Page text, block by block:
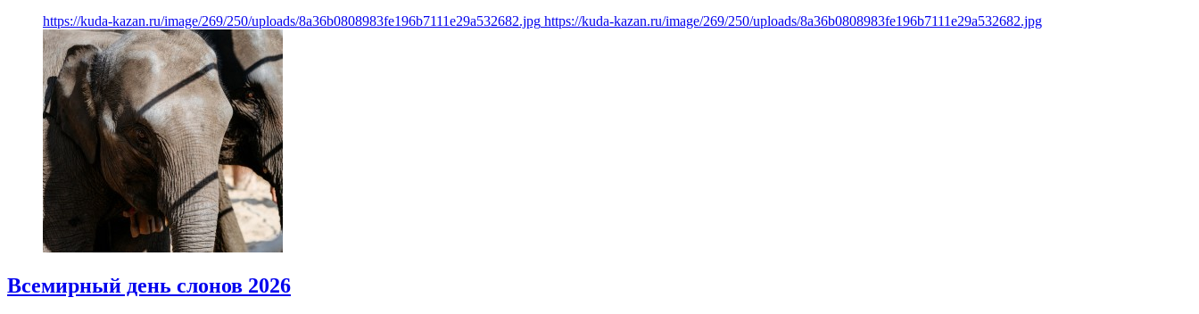
https://kuda-kazan.ru/image/269/250/uploads/8a36b0808983fe196b7111e29a532682.jpg https://kuda-kazan.ru/image/269/250/uploads/8a36b0808983fe196b7111e29a532682.jpg
Всемирный день слонов 2026